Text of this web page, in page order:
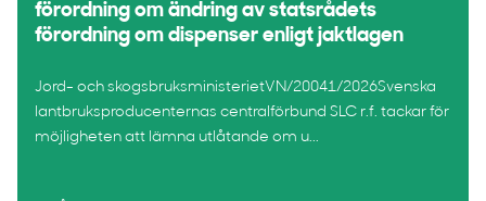
förordning om ändring av statsrådets
förordning om dispenser enligt jaktlagen
Jord- och skogsbruksministerietVN/20041/2026Svenska
lantbruksproducenternas centralförbund SLC r.f. tackar för
möjligheten att lämna utlåtande om u...